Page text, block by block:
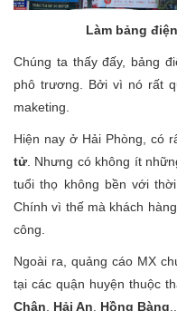
Làm bảng
Chúng ta thấy đấy, bảng
phô trương. Bởi vì nó rất
maketing.
Hiện nay ở Hải Phòng, có
tử. Nhưng có không ít
tuổi thọ không bền với
Chính vì thế mà khách
công.
Ngoài ra, quảng cáo MX
tại các quận huyện thuộc
Chân
Hải An Hồng Bàng